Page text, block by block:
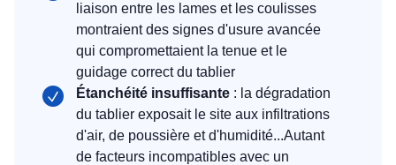
liaison entre les lames et les coulisses
montraient des signes d'usure avancée
qui compromettaient la tenue et le
guidage correct du tablier
Étanchéité insuffisante : la dégradation
du tablier exposait le site aux infiltrations
d'air, de poussière et d'humidité...Autant
de facteurs incompatibles avec un